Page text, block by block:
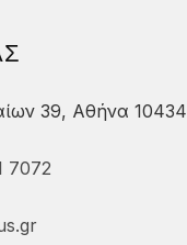
39, Αθήνα 10434
7072